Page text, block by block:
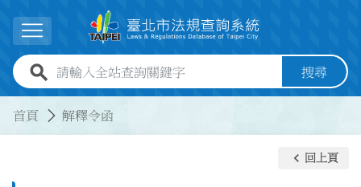
展開選單
全站查詢關鍵字欄位 搜尋
首頁 解釋令函
keyboard_arrow_left 回上頁